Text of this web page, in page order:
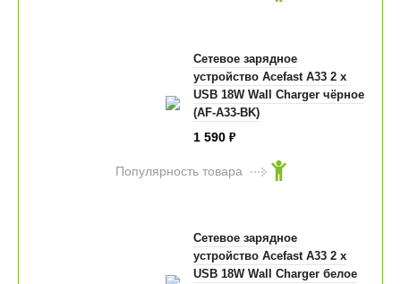
Сетевое зарядное
устройство Acefast A33 2 x
USB 18W Wall Charger чёрное
(AF-A33-BK)
1 590 ₽
Популярность товара
Сетевое зарядное
устройство Acefast A33 2 x
USB 18W Wall Charger белое